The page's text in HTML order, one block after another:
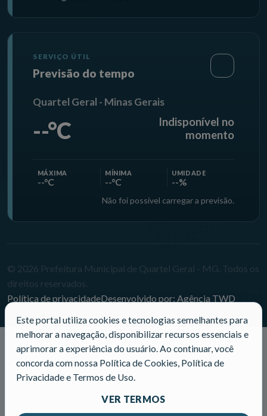
SERVIÇO ÚTIL
Previsão do tempo
Quartel Geral - Minas Gerais
--°C
Indisponível no
momento
MÁXIMA
--°C
MÍNIMA
--°C
UMIDADE
--%
Não foi possível carregar a previsão.
© 2026 Prefeitura Municipal de Quartel Geral - MG. Todos os
direitos reservados.
Política de privacidadeDesenvolvido por: Agência TWD
Este portal utiliza cookies e tecnologias semelhantes para
melhorar a navegação, disponibilizar recursos essenciais e
aprimorar a experiência do usuário. Ao continuar, você
concorda com nossa Política de Cookies, Política de
Privacidade e Termos de Uso.
VER TERMOS